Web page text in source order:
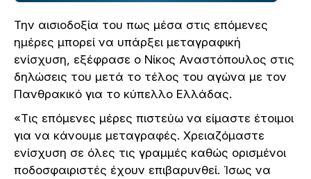
Την αισιοδοξία του πως μέσα στις επόμενες
ημέρες μπορεί να υπάρξει μεταγραφική
ενίσχυση, εξέφρασε ο Νίκος Αναστόπουλος στις
δηλώσεις του μετά το τέλος του αγώνα με τον
Πανθρακικό για το κύπελλο Ελλάδας.
«Τις επόμενες μέρες πιστεύω να είμαστε έτοιμοι
για να κάνουμε μεταγραφές. Χρειαζόμαστε
ενίσχυση σε όλες τις γραμμές καθώς ορισμένοι
ποδοσφαιριστές έχουν επιβαρυνθεί. Ίσως να